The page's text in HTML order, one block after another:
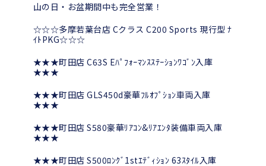
山の日・お盆期間中も完全営業！
☆☆☆多摩若葉台店 Cクラス C200 Sports 現行型 ﾅ
ｲﾄPKG☆☆☆
★★★町田店 C63S Eﾊﾟﾌｫｰﾏﾝｽｽﾃｰｼｮﾝﾜｺﾞﾝ入庫
★★★
★★★町田店 GLS450d豪華ﾌﾙｵﾌﾟｼｮﾝ車両入庫
★★★
★★★町田店 S580豪華ﾘｱｺﾝ&ﾘｱｴﾝﾀ装備車両入庫
★★★
★★★町田店 S500ﾛﾝｸﾞ1stｴﾃﾞｨｼｮﾝ 63ｽﾀｲﾙ入庫